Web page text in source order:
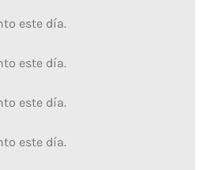
este día.
este día.
este día.
este día.